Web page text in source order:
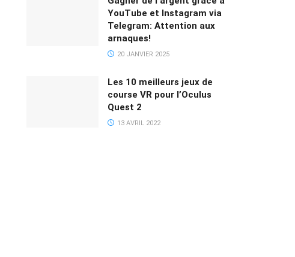
YouTube et Instagram via
Telegram: Attention aux
arnaques!
20 JANVIER 2025
Les 10 meilleurs jeux de
course VR pour l’Oculus
Quest 2
13 AVRIL 2022